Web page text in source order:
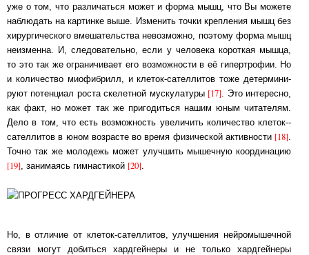
уже о том, что различаться может и форма мышц, что Вы мо­же­те
наблюдать на картинке выше. Изменить точки крепления мышц без
хи­ру­рги­чес­ко­го вме­ша­тельс­тва невозможно, поэтому форма мышц
неизменна. И, сле­до­ва­тель­но, ес­ли у человека короткая мышца,
то это так же ограничивает его воз­мож­нос­ти в её ги­пер­тро­фии. Но
и количество миофибрилл, и клеток-сателлитов тоже де­тер­ми­ни­
ру­ют по­тен­ци­ал роста скелетной мускулатуры [17] . Это интересно,
как факт, но мо­жет так же при­го­дить­ся нашим юным читателям.
Дело в том, что есть возможность уве­ли­чить ко­ли­чест­во кле­ток-­
са­тел­ли­тов в юном возрасте во время физической ак­тив­нос­ти [18]
Точ­но так же молодежь может улучшить мышечную координацию
[19] , за­ни­ма­ясь гим­нас­ти­кой [20]
Но, в отличие от клеток-сателлитов, улучшения нейромышечной
связи могут добиться хардгейнеры и не только хард­гей­не­ры